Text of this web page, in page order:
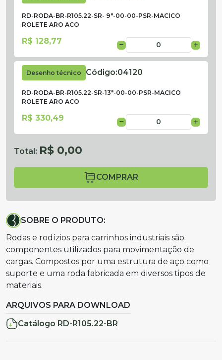
RD-RODA-BR-R105.22-SR- 9"-00-00-PSR-MACICO
ROLETE ARO ACO
R$ 128,77
Desenho técnico Código:04120
RD-RODA-BR-R105.22-SR-13"-00-00-PSR-MACICO
ROLETE ARO ACO
R$ 330,49
Total: R$ 0,00
COMPRAR
SOBRE O PRODUTO:
Rodas e rodízios para carrinhos industriais são
componentes utilizados para movimentação de
cargas. Compostos por uma estrutura de aço como
suporte e uma roda fabricada em diversos tipos de
materiais.
ARQUIVOS PARA DOWNLOAD
Catálogo RD-R105.22-BR